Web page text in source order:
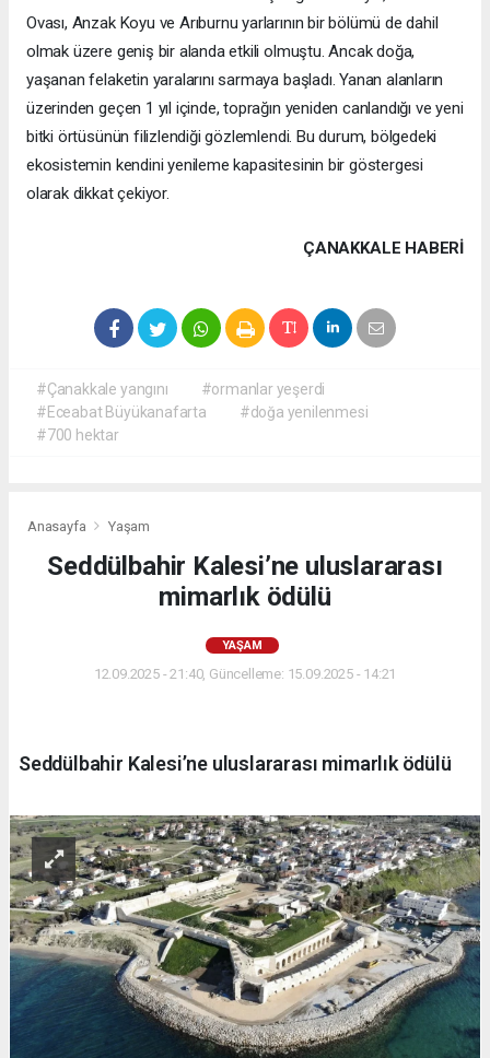
Ovası, Anzak Koyu ve Arıburnu yarlarının bir bölümü de dahil
olmak üzere geniş bir alanda etkili olmuştu. Ancak doğa,
yaşanan felaketin yaralarını sarmaya başladı. Yanan alanların
üzerinden geçen 1 yıl içinde, toprağın yeniden canlandığı ve yeni
bitki örtüsünün filizlendiği gözlemlendi. Bu durum, bölgedeki
ekosistemin kendini yenileme kapasitesinin bir göstergesi
olarak dikkat çekiyor.
ÇANAKKALE HABERİ
#Çanakkale yangını
#ormanlar yeşerdi
#Eceabat Büyükanafarta
#doğa yenilenmesi
#700 hektar
Anasayfa Yaşam
Seddülbahir Kalesi’ne uluslararası
mimarlık ödülü
YAŞAM
12.09.2025 - 21:40, Güncelleme: 15.09.2025 - 14:21
Seddülbahir Kalesi’ne uluslararası mimarlık ödülü